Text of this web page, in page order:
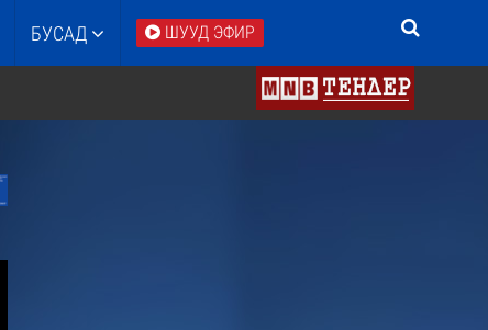
БУСАД ШУУД ЭФИР